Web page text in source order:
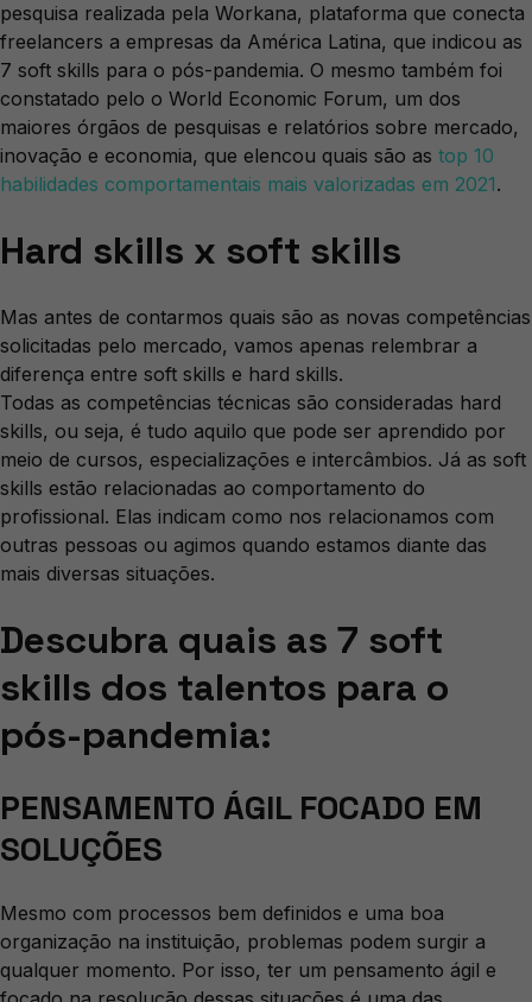
pesquisa realizada pela Workana, plataforma que conecta
freelancers a empresas da América Latina, que indicou as
7 soft skills para o pós-pandemia. O mesmo também foi
constatado pelo o World Economic Forum, um dos
maiores órgãos de pesquisas e relatórios sobre mercado,
inovação e economia, que elencou quais são as top 10
habilidades comportamentais mais valorizadas em 2021.
Hard skills x soft skills
Mas antes de contarmos quais são as novas competências
solicitadas pelo mercado, vamos apenas relembrar a
diferença entre soft skills e hard skills.
Todas as competências técnicas são consideradas hard
skills, ou seja, é tudo aquilo que pode ser aprendido por
meio de cursos, especializações e intercâmbios. Já as soft
skills estão relacionadas ao comportamento do
profissional. Elas indicam como nos relacionamos com
outras pessoas ou agimos quando estamos diante das
mais diversas situações.
Descubra quais as 7 soft
skills dos talentos para o
pós-pandemia:
PENSAMENTO ÁGIL FOCADO EM
SOLUÇÕES
Mesmo com processos bem definidos e uma boa
organização na instituição, problemas podem surgir a
qualquer momento. Por isso, ter um pensamento ágil e